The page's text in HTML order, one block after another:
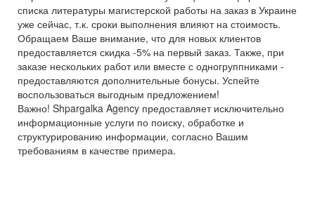
списка литературы магистерской работы на заказ в Украине
уже сейчас, т.к. сроки выполнения влияют на стоимость.
Обращаем Ваше внимание, что для новых клиентов
предоставляется скидка -5% на первый заказ. Также, при
заказе нескольких работ или вместе с одногруппниками -
предоставляются дополнительные бонусы. Успейте
воспользоваться выгодным предложением!
Важно! Shpargalka Agency предоставляет исключительно
информационные услуги по поиску, обработке и
структурированию информации, согласно Вашим
требованиям в качестве примера.